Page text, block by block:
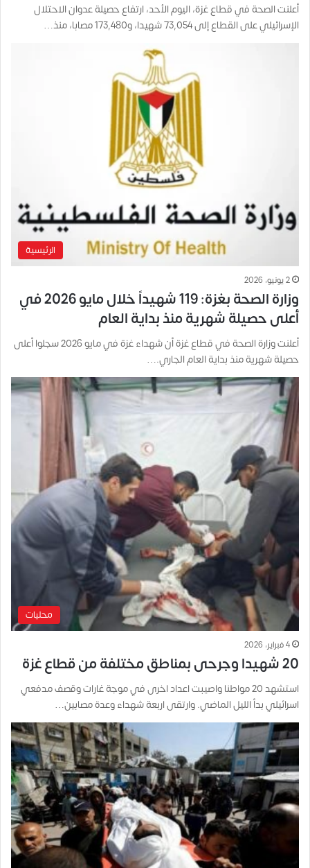
أعلنت الصحة في قطاع غزة، اليوم الأحد، ارتفاع حصيلة عدوان الاحتلال
الإسرائيلي على القطاع إلى 73,054 شهيدا، و173,480 مصابا، منذ…
الرئيسية
2 يونيو، 2026
وزارة الصحة بغزة: 119 شهيداً خلال مايو 2026 في
أعلى حصيلة شهرية منذ بداية العام
أعلنت وزارة الصحة في قطاع غزة أن شهداء غزة في مايو 2026 سجلوا أعلى
حصيلة شهرية منذ بداية العام الجاري.…
محليات
4 فبراير، 2026
20 شهيدا وجرحى بمناطق مختلفة من قطاع غزة
استشهد 20 مواطنا واصيبت اعداد اخرى في موجة غارات وقصف مدفعي
اسرائيلي بدأ الليل الماضي. وارتقى اربعة شهداء وعدة مصابين…